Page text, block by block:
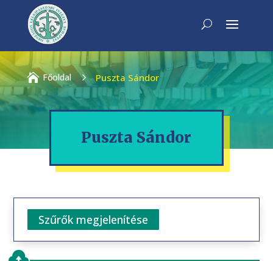
 Főoldal 5 Puszta Sándor
Puszta Sándor
Szűrők megjelenítése